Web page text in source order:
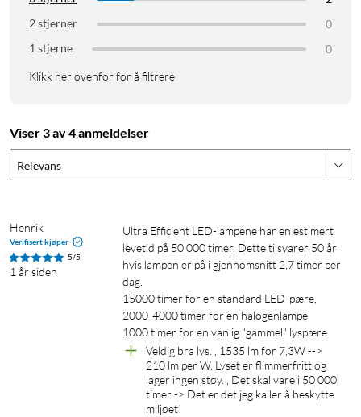
Fargetemperatur: 2700 K
Nominell lysfluks: 1535 lm
Effektfaktor: 0,4
Tilsvarer i watt: 100 W
Antall tennesykluser: 50 000
2 stjerner
0
1 stjerne
0
Klikk her ovenfor for å filtrere
Viser 3 av 4 anmeldelser
Relevans
Henrik
Verifisert kjøper
5/5
1 år siden
Ultra Efficient LED-lampene har en estimert
levetid på 50 000 timer. Dette tilsvarer 50 år
hvis lampen er på i gjennomsnitt 2,7 timer per
dag.
15000 timer for en standard LED-pære,
2000-4000 timer for en halogenlampe
1000 timer for en vanlig "gammel" lyspære.
Veldig bra lys. , 1535 lm for 7,3W -->
210 lm per W, Lyset er flimmerfritt og
lager ingen støy. , Det skal vare i 50 000
timer -> Det er det jeg kaller å beskytte
miljøet!